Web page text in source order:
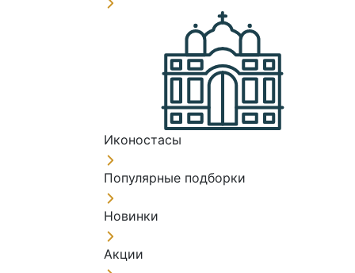
Иконостасы
Популярные подборки
Новинки
Акции